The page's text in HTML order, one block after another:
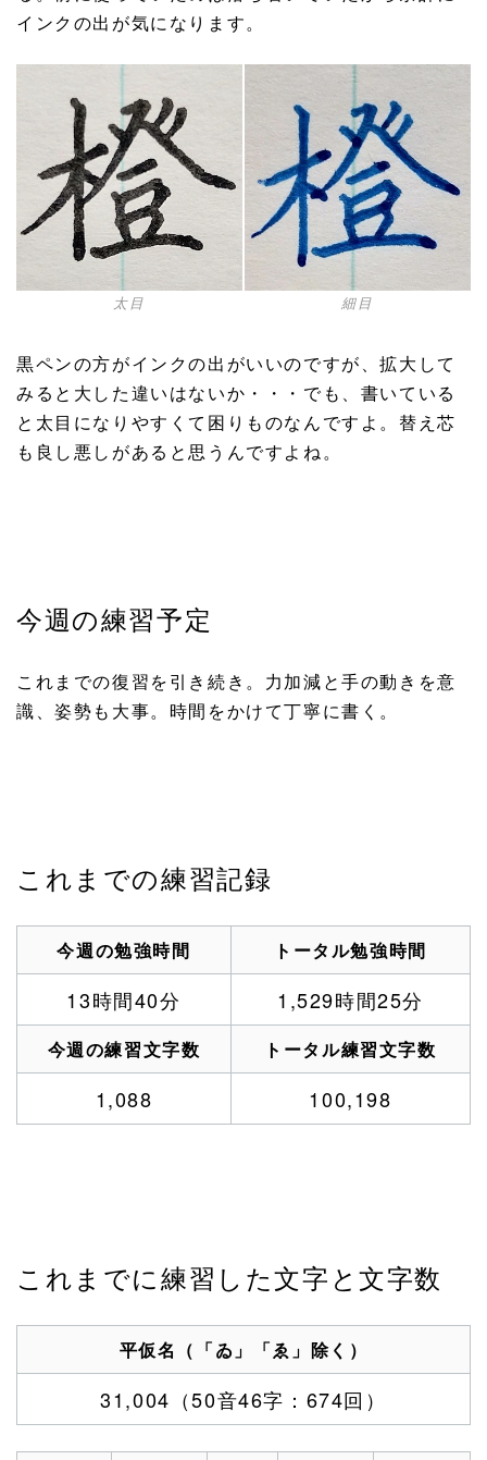
インクの出が気になります。
太目 細目
黒ペンの方がインクの出がいいのですが、拡大して
みると大した違いはないか・・・でも、書いている
と太目になりやすくて困りものなんですよ。替え芯
も良し悪しがあると思うんですよね。
今週の練習予定
これまでの復習を引き続き。力加減と手の動きを意
識、姿勢も大事。時間をかけて丁寧に書く。
これまでの練習記録
今週の勉強時間 トータル勉強時間
13時間40分 1,529時間25分
今週の練習文字数 トータル練習文字数
1,088 100,198
これまでに練習した文字と文字数
平仮名（「ゐ」「ゑ」除く）
31,004（50音46字：674回）